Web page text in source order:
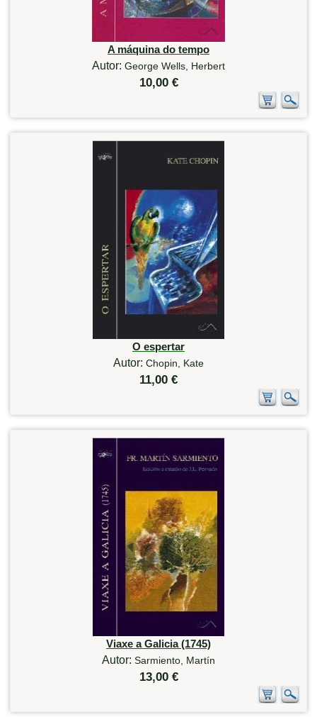
A máquina do tempo
Autor: George Wells, Herbert
10,00 €
O espertar
Autor: Chopin, Kate
11,00 €
Viaxe a Galicia (1745)
Autor: Sarmiento, Martín
13,00 €